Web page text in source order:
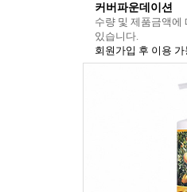
커버파운데이션
수량 및 제품금액에
있습니다.
회원가입 후 이용